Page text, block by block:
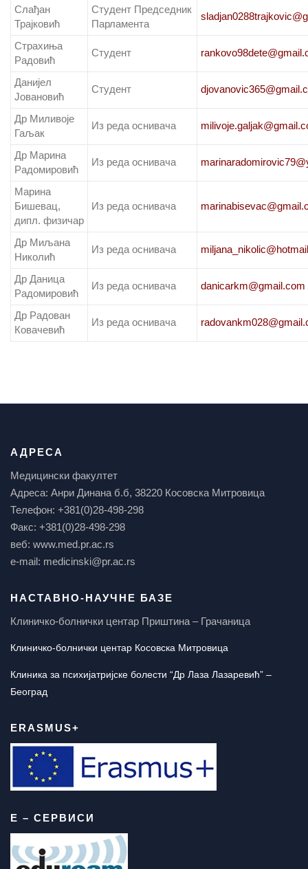
Слађан
Трајковић
Студент Председник
Парламента
Страхиња
Радовић
Студент
Данијел
Јовановић
Студент
Др Миливоје
Гаљак
Из реда оснивача
Др Марина
Радомировић
Из реда оснивача
Марина
Бишевац,
дипл. физичар
Из реда оснивача
Др Миљана
Николић
Из реда оснивача
Др Даница
Радомировић
Из реда оснивача danicarkm@gmail.com
Др Радован
Ковачевић
Из реда оснивача
АДРЕСА
Медицински факултет
Адреса: Анри Динана б.б, 38220 Косовска Митровица
Телефон: +381(0)28-498-298
Факс: +381(0)28-498-298
веб: www.med.pr.ac.rs
e-mail: medicinski@pr.ac.rs
НАСТАВНО-НАУЧНЕ БАЗЕ
Клиничко-болнички центар Приштина – Грачаница
Клиничко-болнички центар Косовска Митровица
Клиника за психијатријске болести “Др Лаза Лазаревић” –
Београд
ERASMUS+
Е – СЕРВИСИ